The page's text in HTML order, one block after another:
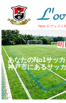
​New ロヴェスト
明
あなたのNo1サッ
神戸市にあるサッ